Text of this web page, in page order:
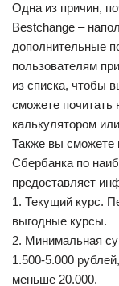
Одна из причин,
Bestchange –
дополнительные
пользователям
из списка, чтобы
сможете почитать
калькулятором
Также вы сможете
Сбербанка по
предоставляет
1. Текущий курс.
выгодные курсы.
2. Минимальная
1.500-5.000
меньше 20.000.